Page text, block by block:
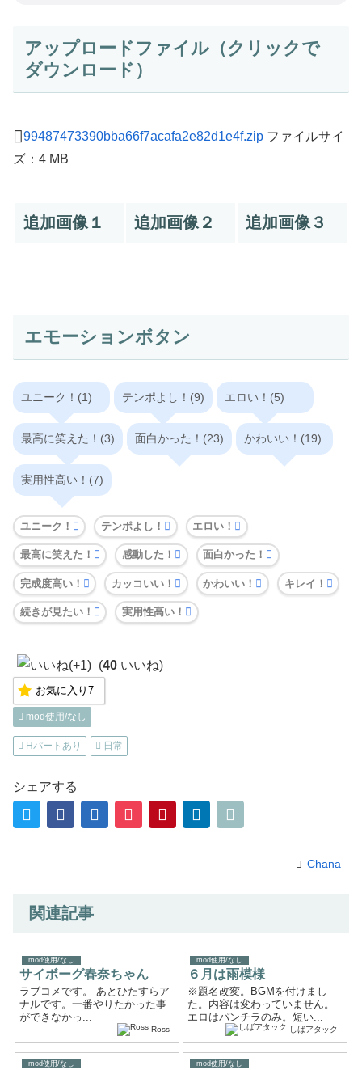
アップロードファイル（クリックで
ダウンロード）
99487473390bba66f7acafa2e82d1e4f.zip ファイルサイ
ズ：4 MB
追加画像１ 追加画像２ 追加画像３
エモーションボタン
ユニーク！(1) テンポよし！(9) エロい！(5)
最高に笑えた！(3) 面白かった！(23) かわいい！(19)
実用性高い！(7)
ユニーク！ テンポよし！ エロい！
最高に笑えた！ 感動した！ 面白かった！
完成度高い！ カッコいい！ かわいい！ キレイ！
続きが見たい！ 実用性高い！
(40 いいね)
お気に入り 7
mod使用/なし
Hパートあり 日常
シェアする
Chana
関連記事
mod使用/なし
サイボーグ春奈ちゃん
ラブコメです。 あとひたすらア
ナルです。一番やりたかった事
ができなかっ...
Ross
mod使用/なし
６月は雨模様
※題名改変。BGMを付けまし
た。内容は変わっていません。
エロはパンチラのみ。短い...
しばアタック
mod使用/なし mod使用/なし